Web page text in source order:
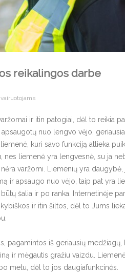
reikalingos darbe
ir itin patogiai, dėl to reikia
nuo lengvo vėjo,
kuri savo funkciją atlieka
liemenė yra lengvesnė, su ja
varžomi. Liemenių yra
ir apsaugo nuo vėjo, taip pat yra
šalia ir po ranka. Internetinėje
ir itin šiltos, dėl to Jums
pagamintos iš geriausių
ir mėgautis gražiu vaizdu.
metu, dėl to jos daugiafunkcinės.